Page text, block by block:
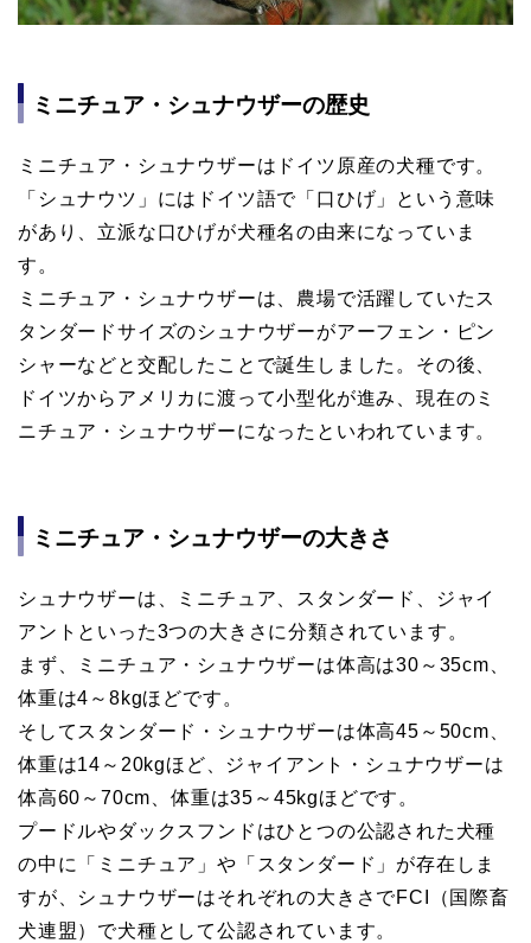
ミニチュア・シュナウザーの歴史
ミニチュア・シュナウザーはドイツ原産の犬種です。
「シュナウツ」にはドイツ語で「口ひげ」という意味
があり、立派な口ひげが犬種名の由来になっていま
す。
ミニチュア・シュナウザーは、農場で活躍していたス
タンダードサイズのシュナウザーがアーフェン・ピン
シャーなどと交配したことで誕生しました。その後、
ドイツからアメリカに渡って小型化が進み、現在のミ
ニチュア・シュナウザーになったといわれています。
ミニチュア・シュナウザーの大きさ
シュナウザーは、ミニチュア、スタンダード、ジャイ
アントといった3つの大きさに分類されています。
まず、ミニチュア・シュナウザーは体高は30～35cm、
体重は4～8kgほどです。
そしてスタンダード・シュナウザーは体高45～50cm、
体重は14～20kgほど、ジャイアント・シュナウザーは
体高60～70cm、体重は35～45kgほどです。
プードルやダックスフンドはひとつの公認された犬種
の中に「ミニチュア」や「スタンダード」が存在しま
すが、シュナウザーはそれぞれの大きさでFCI（国際畜
犬連盟）で犬種として公認されています。